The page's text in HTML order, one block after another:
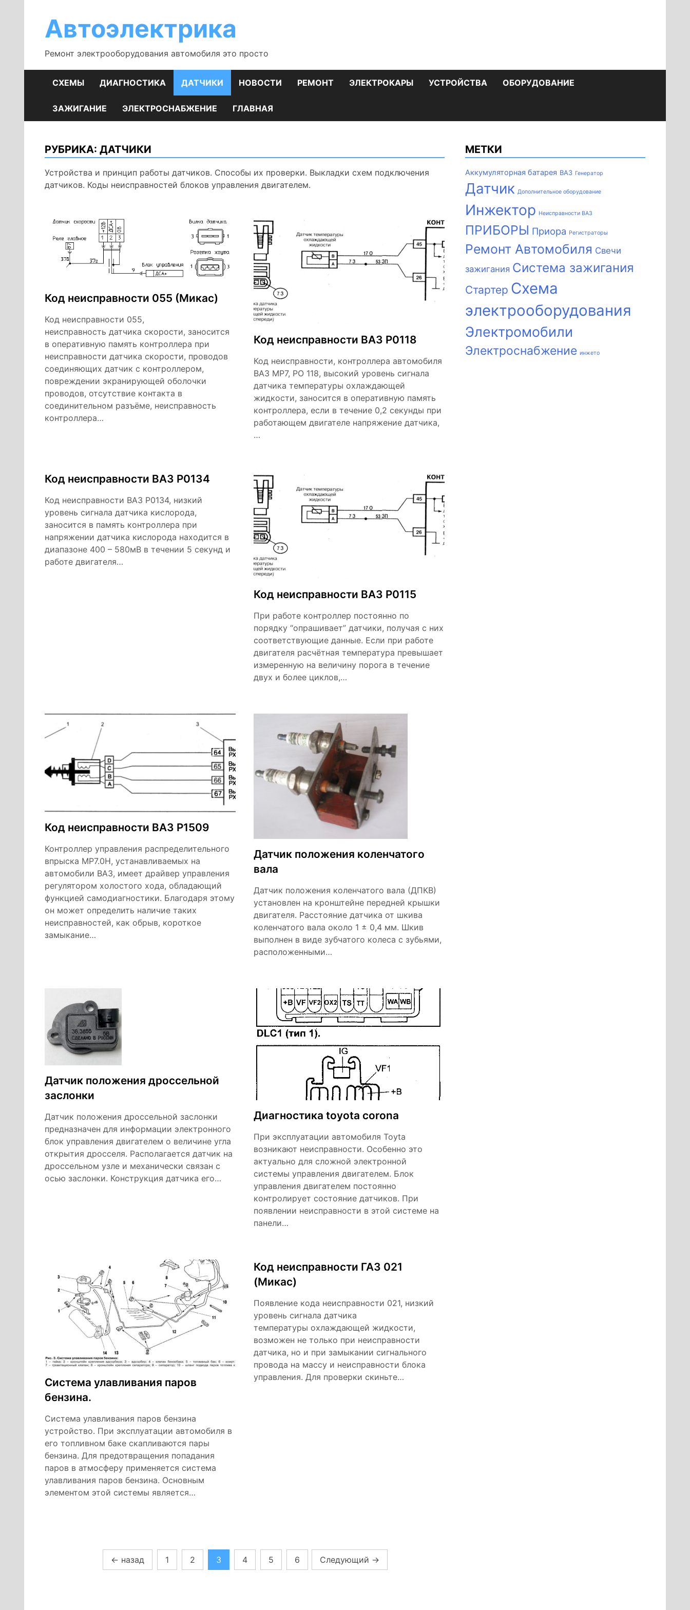
содержимому
Автоэлектрика
Ремонт электрооборудования автомобиля это просто
СХЕМЫ ДИАГНОСТИКА ДАТЧИКИ НОВОСТИ РЕМОНТ ЭЛЕКТРОКАРЫ УСТРОЙСТВА ОБОРУДОВАНИЕ
ЗАЖИГАНИЕ ЭЛЕКТРОСНАБЖЕНИЕ ГЛАВНАЯ
РУБРИКА: ДАТЧИКИ
Устройства и принцип работы датчиков. Способы их проверки. Выкладки схем подключения
датчиков. Коды неисправностей блоков управления двигателем.
Код неисправности 055 (Микас)
Код неисправности 055,
неисправность датчика скорости, заносится
в оперативную память контроллера при
неисправности датчика скорости, проводов
соединяющих датчик с контроллером,
повреждении экранирующей оболочки
проводов, отсутствие контакта в
соединительном разъёме, неисправность
контроллера…
Код неисправности ВАЗ Р0118
Код неисправности, контроллера автомобиля
ВАЗ МР7, РО 118, высокий уровень сигнала
датчика температуры охлаждающей
жидкости, заносится в оперативную память
контроллера, если в течение 0,2 секунды при
работающем двигателе напряжение датчика,
…
Код неисправности ВАЗ Р0134
Код неисправности ВАЗ Р0134, низкий
уровень сигнала датчика кислорода,
заносится в память контроллера при
напряжении датчика кислорода находится в
диапазоне 400 – 580мВ в течении 5 секунд и
работе двигателя…
Код неисправности ВАЗ Р0115
При работе контроллер постоянно по
порядку “опрашивает” датчики, получая с них
соответствующие данные. Если при работе
двигателя расчётная температура превышает
измеренную на величину порога в течение
двух и более циклов,…
Код неисправности ВАЗ Р1509
Контроллер управления распределительного
впрыска МР7.0Н, устанавливаемых на
автомобили ВАЗ, имеет драйвер управления
регулятором холостого хода, обладающий
функцией самодиагностики. Благодаря этому
он может определить наличие таких
неисправностей, как обрыв, короткое
замыкание…
Датчик положения коленчатого
вала
Датчик положения коленчатого вала (ДПКВ)
установлен на кронштейне передней крышки
двигателя. Расстояние датчика от шкива
коленчатого вала около 1 ± 0,4 мм. Шкив
выполнен в виде зубчатого колеса с зубьями,
расположенными…
Датчик положения дроссельной
заслонки
Датчик положения дроссельной заслонки
предназначен для информации электронного
блок управления двигателем о величине угла
открытия дросселя. Располагается датчик на
дроссельном узле и механически связан с
осью заслонки. Конструкция датчика его…
Диагностика toyota corona
При эксплуатации автомобиля Toyta
возникают неисправности. Особенно это
актуально для сложной электронной
системы управления двигателем. Блок
управления двигателем постоянно
контролирует состояние датчиков. При
появлении неисправности в этой системе на
панели…
Система улавливания паров
бензина.
Система улавливания паров бензина
устройство. При эксплуатации автомобиля в
его топливном баке скапливаются пары
бензина. Для предотвращения попадания
паров в атмосферу применяется система
улавливания паров бензина. Основным
элементом этой системы является…
Код неисправности ГАЗ 021
(Микас)
Появление кода неисправности 021, низкий
уровень сигнала датчика
температуры охлаждающей жидкости,
возможен не только при неисправности
датчика, но и при замыкании сигнального
провода на массу и неисправности блока
управления. Для проверки скиньте…
← назад 1 2 3 4 5 6 Следующий →
МЕТКИ
Аккумуляторная батарея ВАЗ Генератор
Датчик Дополнительное оборудование
Инжектор Неисправности ВАЗ
ПРИБОРЫ Приора Регистраторы
Ремонт Автомобиля Свечи
зажигания Система зажигания
Стартер Схема
электрооборудования
Электромобили
Электроснабжение инжето